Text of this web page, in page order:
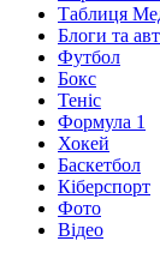
Таблиця
Блоги та
Футбол
Бокс
Теніс
Формула 1
Хокей
Баскетбол
Кіберспорт
Фото
Відео